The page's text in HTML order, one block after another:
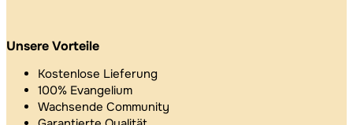
Unsere Vorteile
Kostenlose Lieferung
100% Evangelium
Wachsende Community